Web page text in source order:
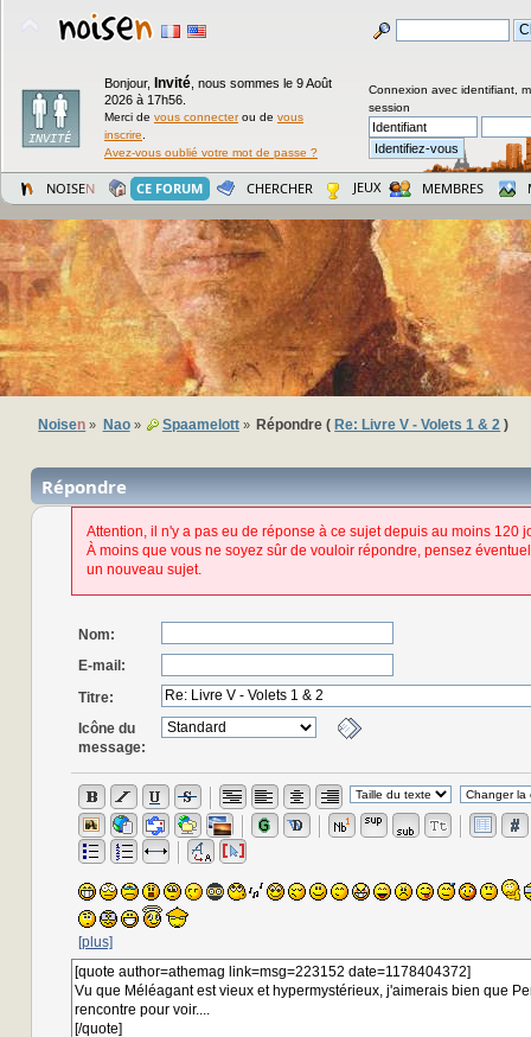
Bonjour, Invité nous sommes le 9 Août
2026 à 17h56.
Merci de vous connecterou de vous
inscrire
Avez-vous oublié votre mot de passe ?
Connexion avec identifiant,
session
NOISEN CE FORUM CHERCHER JEUX MEMBRES
Noisen » Nao» Spaamelott» Répondre ( Re: Livre V - Volets 1 & 2 )
Répondre
Attention, il n'y a pas eu de réponse à ce sujet depuis au moins 120
À moins que vous ne soyez sûr de vouloir répondre, pensez
un nouveau sujet.
Nom:
E-mail:
Titre:
Icône du
message:
[plus]